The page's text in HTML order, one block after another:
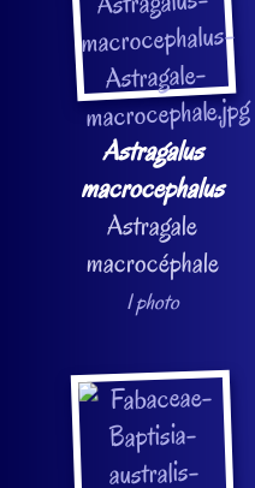
Astragalus
macrocephalus
Astragale
macrocéphale
1 photo